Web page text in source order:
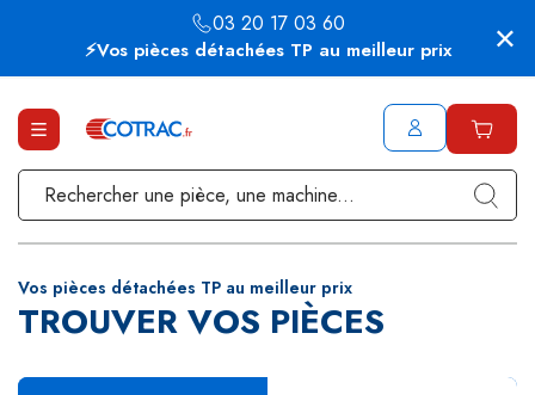
⚡Vos pièces détachées TP au meilleur prix
03 20 17 03 60
Vos pièces détachées TP au meilleur prix
TROUVER VOS PIÈCES